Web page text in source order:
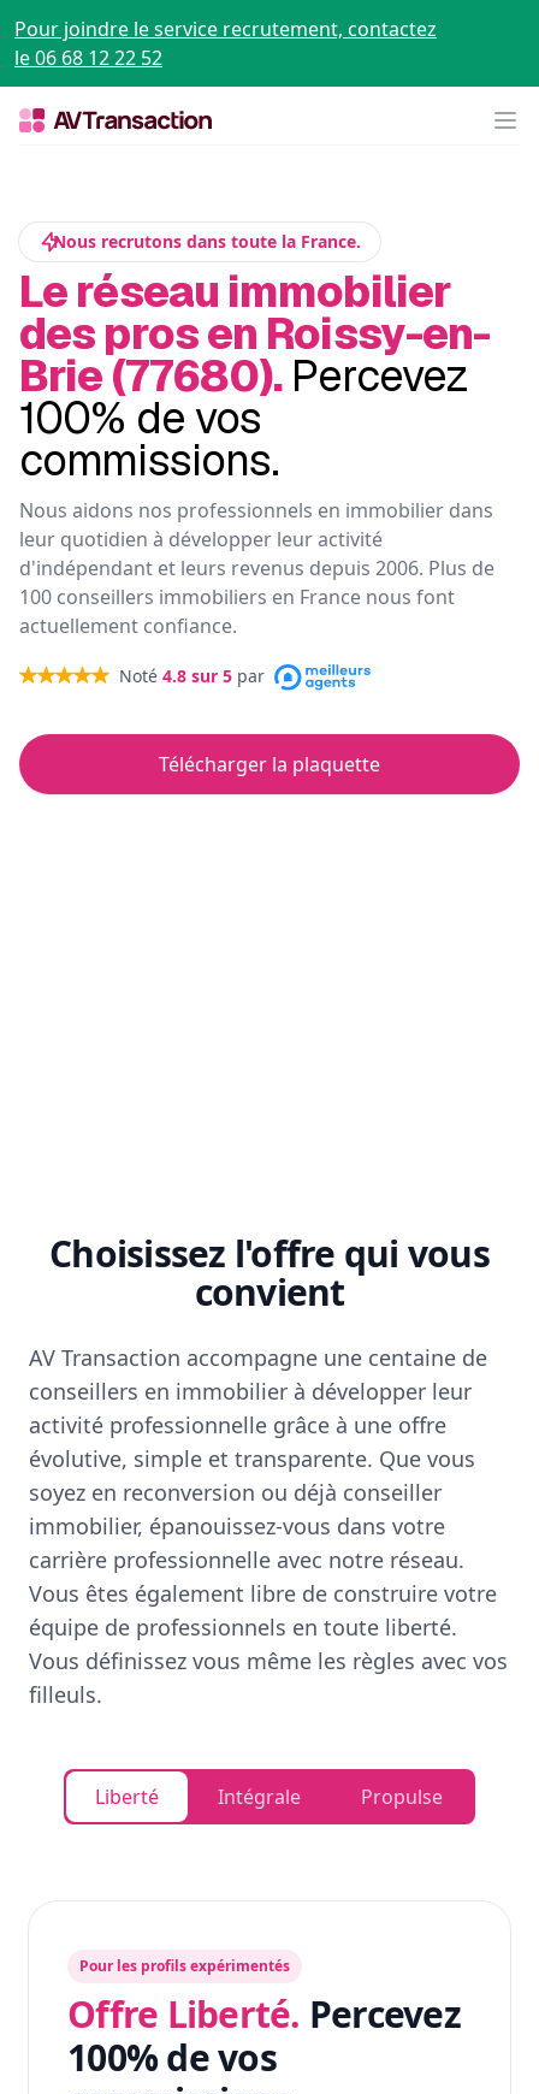
Pour joindre le service recrutement, contactez
le 06 68 12 22 52
Nous recrutons dans toute la France.
Le réseau immobilier
des pros en Roissy-en-
Brie (77680). Percevez
100% de vos
commissions.
Nous aidons nos professionnels en immobilier dans
leur quotidien à développer leur activité
d'indépendant et leurs revenus depuis 2006. Plus de
100 conseillers immobiliers en France nous font
actuellement confiance.
Noté 4.8 sur 5 par
Télécharger la plaquette
Choisissez l'offre qui vous
convient
AV Transaction accompagne une centaine de
conseillers en immobilier à développer leur
activité professionnelle grâce à une offre
évolutive, simple et transparente. Que vous
soyez en reconversion ou déjà conseiller
immobilier, épanouissez-vous dans votre
carrière professionnelle avec notre réseau.
Vous êtes également libre de construire votre
équipe de professionnels en toute liberté.
Vous définissez vous même les règles avec vos
filleuls.
Liberté Intégrale Propulse
Pour les profils expérimentés
Offre Liberté. Percevez
100% de vos